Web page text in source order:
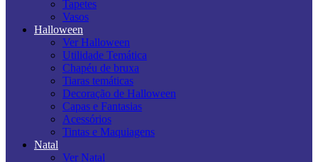
Tapetes
Vasos
Halloween
Ver Halloween
Utilidade Temática
Chapéu de bruxa
Tiaras temáticas
Decoração de Halloween
Capas e Fantasias
Acessórios
Tintas e Maquiagens
Natal
Ver Natal